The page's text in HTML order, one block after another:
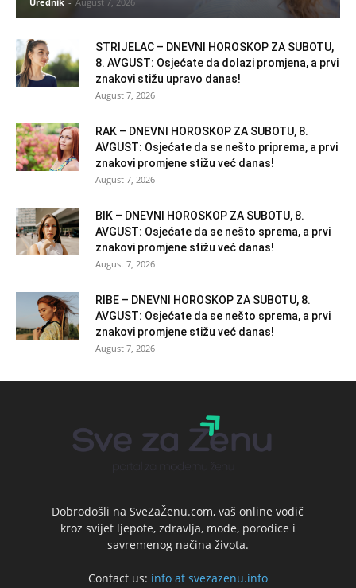
STRIJELAC – DNEVNI HOROSKOP ZA SUBOTU,
8. AVGUST: Osjećate da dolazi promjena, a prvi
znakovi stižu upravo danas!
August 7, 2026
RAK – DNEVNI HOROSKOP ZA SUBOTU, 8.
AVGUST: Osjećate da se nešto priprema, a prvi
znakovi promjene stižu već danas!
August 7, 2026
BIK – DNEVNI HOROSKOP ZA SUBOTU, 8.
AVGUST: Osjećate da se nešto sprema, a prvi
znakovi promjene stižu već danas!
August 7, 2026
RIBE – DNEVNI HOROSKOP ZA SUBOTU, 8.
AVGUST: Osjećate da se nešto sprema, a prvi
znakovi promjene stižu već danas!
August 7, 2026
Dobrodošli na SveZaŽenu.com, vaš online vodič
kroz svijet ljepote, zdravlja, mode, porodice i
savremenog načina života.
Contact us: info at svezazenu.info